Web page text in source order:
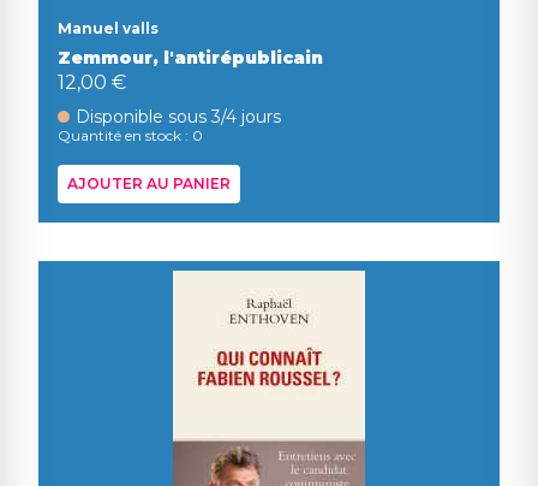
Manuel valls
Zemmour, l'antirépublicain
12,00 €
Disponible sous 3/4 jours
Quantité en stock : 0
AJOUTER AU PANIER